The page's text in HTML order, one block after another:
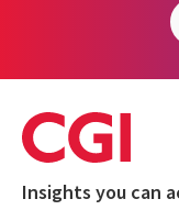
Insights you can